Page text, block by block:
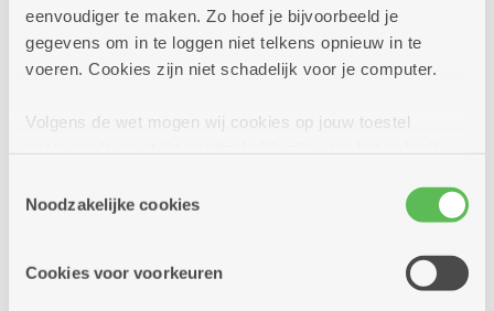
eenvoudiger te maken. Zo hoef je bijvoorbeeld je
gegevens om in te loggen niet telkens opnieuw in te
voeren. Cookies zijn niet schadelijk voor je computer.
Volgens de wet mogen wij cookies op jouw toestel
cookies hebben we jouw toestemming nodig. Sommige
cookies worden geplaatst door derde partijen die een
informatie over jouw (geanonimiseerd) gebruik van onze
Noodzakelijke cookies
Cookies voor voorkeuren
Meer info